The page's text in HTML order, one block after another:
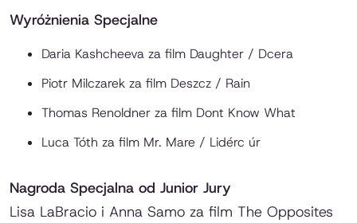
Wyróżnienia Specjalne
Daria Kashcheeva za film Daughter / Dcera
Piotr Milczarek za film Deszcz / Rain
Thomas Renoldner za film Dont Know What
Luca Tóth za film Mr. Mare / Lidérc úr
Nagroda Specjalna od Junior Jury
Lisa LaBracio i Anna Samo za film The Opposites